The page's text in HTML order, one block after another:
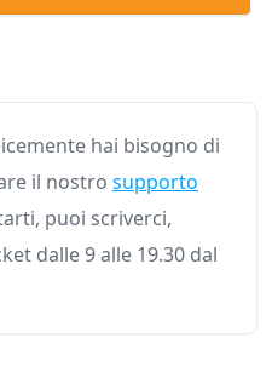
hai bisogno di
il nostro supporto
puoi scriverci,
dalle 9 alle 19.30 dal